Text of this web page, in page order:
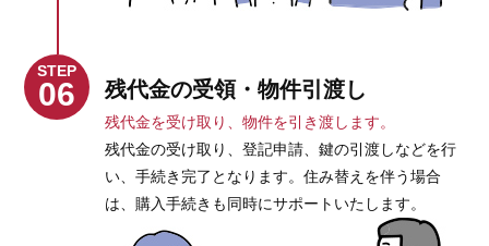
STEP
06 残代金の受領・物件引渡し
残代金を受け取り、物件を引き渡します。
残代金の受け取り、登記申請、鍵の引渡しなどを行
い、手続き完了となります。住み替えを伴う場合
は、購入手続きも同時にサポートいたします。